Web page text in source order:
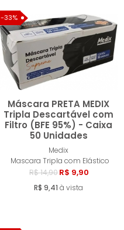
-33%
Máscara PRETA MEDIX
Tripla Descartável com
Filtro (BFE 95%) - Caixa
50 Unidades
Medix
Mascara Tripla com Elástico
R$ 14,90R$ 9,90
R$ 9,41 à vista